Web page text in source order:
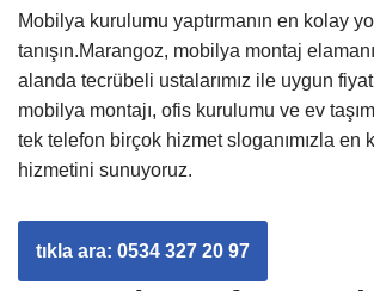
Mobilya kurulumu yaptırmanın en kolay
tanışın.Marangoz, mobilya montaj
alanda tecrübeli ustalarımız ile uygun
mobilya montajı, ofis kurulumu ve ev
tek telefon birçok hizmet sloganımızla en
hizmetini sunuyoruz.
tıkla ara: 0534 327 20 97